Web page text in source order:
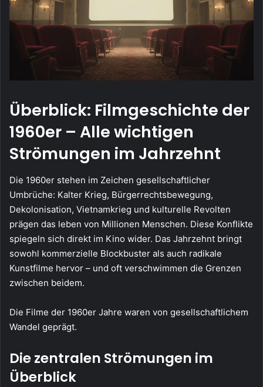
Überblick: Filmgeschichte der
1960er – Alle wichtigen
Strömungen im Jahrzehnt
Die 1960er stehen im Zeichen gesellschaftlicher
Umbrüche: Kalter Krieg, Bürgerrechtsbewegung,
Dekolonisation, Vietnamkrieg und kulturelle Revolten
prägen das leben von Millionen Menschen. Diese Konflikte
spiegeln sich direkt im Kino wider. Das Jahrzehnt bringt
sowohl kommerzielle Blockbuster als auch radikale
Kunstfilme hervor – und oft verschwimmen die Grenzen
zwischen beidem.
Die Filme der 1960er Jahre waren von gesellschaftlichem
Wandel geprägt.
Die zentralen Strömungen im
Überblick